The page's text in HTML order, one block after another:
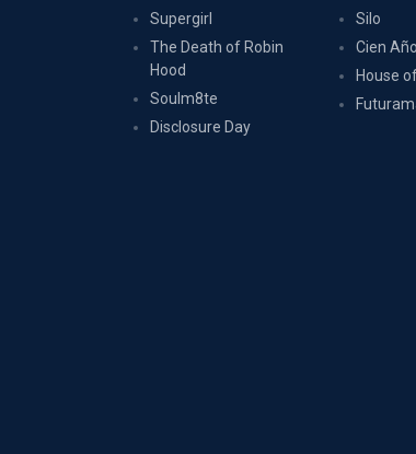
Supergirl
The Death of Robin
Hood
Soulm8te
Disclosure Day
Silo
Cien
House